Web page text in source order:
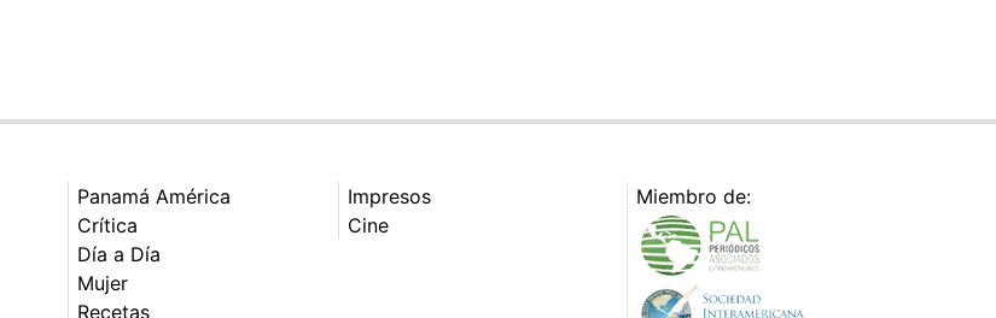
Panamá América
Crítica
Día a Día
Mujer
Recetas
Impresos
Cine
Miembro de: